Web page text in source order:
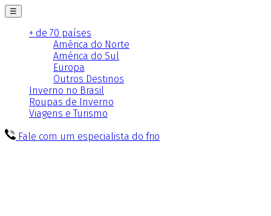
☰
+ de 70 países
América do Norte
América do Sul
Europa
Outros Destinos
Inverno no Brasil
Roupas de Inverno
Viagens e Turismo
Fale com um especialista do frio